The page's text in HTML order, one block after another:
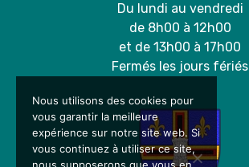
Du lundi au vendredi
de 8h00 à 12h00
et de 13h00 à 17h00
Fermés les jours fériés
Nous utilisons des cookies pour
vous garantir la meilleure
expérience sur notre site web. Si
vous continuez à utiliser ce site,